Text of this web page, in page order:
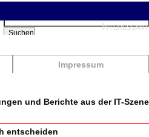
Impressum
Suchbegriffe
Suchen
und Berichte aus der IT-Szene
entscheiden